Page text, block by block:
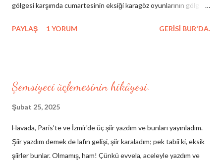
gölgesi karşımda cumartesinin eksiği karagöz oyunlarının gölgesi
birinci yalnızlığımdan arda kalan yeni veliahtların masaya düşen
şimdiden şehla bakıyor gözlerin) İzmir şehrim işim resim yazmaktır
ve sakallarımı ben hatıralara inanmıyorum barikatlara ve dağlara
da amentüsü inkar olan o kadın sen miydin belma sebil miydi eski
birşey maalesef aklımda hergün hakikat şarkısının eksik notası
PAYLAŞ 1 YORUM GERISI BUR'DA.
Şemsiyeci üçlemesinin hikâyesi.
Şubat 25, 2025
Havada, Paris'te ve İzmir'de üç şiir yazdım ve bunları yayınladım.
Şiir yazdım demek de lafın gelişi, şiir karaladım; pek tabii ki, eksik
şiirler bunlar. Olmamış, ham! Çünkü evvela, aceleyle yazdım ve